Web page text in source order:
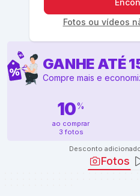
Fotos ou vídeos
GANHE ATÉ
Compre mais e
10%
ao comprar
3 fotos
Desconto
Fotos